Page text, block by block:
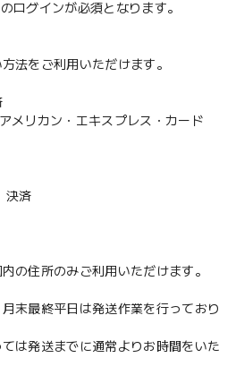
ログインが必須となります。
法をご利用いただけます。
リカン・エキスプレス・カード
決済
の住所のみご利用いただけます。
末最終平日は発送作業を行っており
は発送までに通常よりお時間をいた